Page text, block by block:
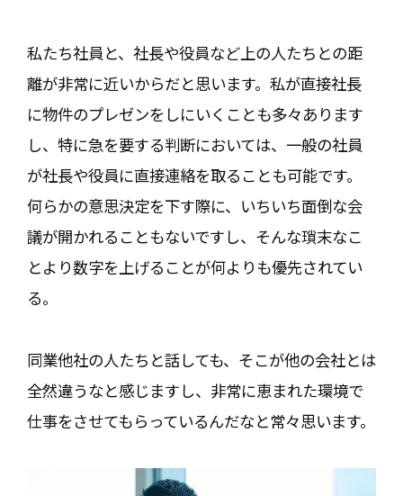
私たち社員と、社長や役員など上の人たちとの距
離が非常に近いからだと思います。私が直接社長
に物件のプレゼンをしにいくことも多々あります
し、特に急を要する判断においては、一般の社員
が社長や役員に直接連絡を取ることも可能です。
何らかの意思決定を下す際に、いちいち面倒な会
議が開かれることもないですし、そんな瑣末なこ
とより数字を上げることが何よりも優先されてい
る。
同業他社の人たちと話しても、そこが他の会社とは
全然違うなと感じますし、非常に恵まれた環境で
仕事をさせてもらっているんだなと常々思います。